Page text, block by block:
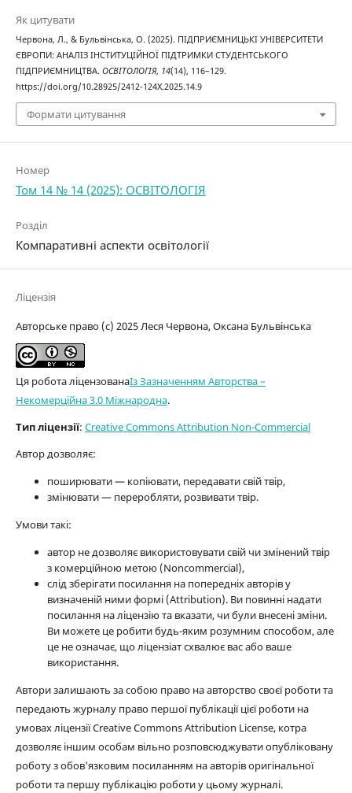
Як цитувати
Червона, Л., & Бульвінська, О. (2025). ПІДПРИЄМНИЦЬКІ УНІВЕРСИТЕТИ
ЄВРОПИ: АНАЛІЗ ІНСТИТУЦІЙНОЇ ПІДТРИМКИ СТУДЕНТСЬКОГО
ПІДПРИЄМНИЦТВА. ОСВІТОЛОГІЯ, 14(14), 116–129.
https://doi.org/10.28925/2412-124X.2025.14.9
Формати цитування
Номер
Том 14 № 14 (2025): ОСВІТОЛОГІЯ
Розділ
Компаративні аспекти освітології
Ліцензія
Авторське право (c) 2025 Леся Червона, Оксана Бульвінська
Ця робота ліцензованаІз Зазначенням Авторства –
Некомерційна 3.0 Міжнародна.
Тип ліцензії: Creative Commons Attribution Non-Commercial
Автор дозволяє:
поширювати — копіювати, передавати свій твір,
змінювати — переробляти, розвивати твір.
Умови такі:
автор не дозволяє використовувати свій чи змінений твір
з комерційною метою (Noncommercial),
слід зберігати посилання на попередніх авторів у
визначеній ними формі (Attribution). Ви повинні надати
посилання на ліцензію та вказати, чи були внесені зміни.
Ви можете це робити будь-яким розумним способом, але
це не означає, що ліцензіат схвалює вас або ваше
використання.
Автори залишають за собою право на авторство своєї роботи та
передають журналу право першої публікації цієї роботи на
умовах ліцензії Creative Commons Attribution License, котра
дозволяє іншим особам вільно розповсюджувати опубліковану
роботу з обов'язковим посиланням на авторів оригінальної
роботи та першу публікацію роботи у цьому журналі.